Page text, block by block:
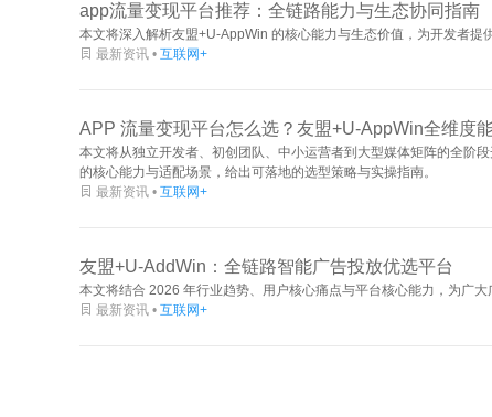
app流量变现平台推荐：全链路能力与生态协同指南
本文将深入解析友盟+U-AppWin 的核心能力与生态价值，为开发者提
 最新资讯 • 互联网+
APP 流量变现平台怎么选？友盟+U-AppWin全维度
本文将从独立开发者、初创团队、中小运营者到大型媒体矩阵的全阶
的核心能力与适配场景，给出可落地的选型策略与实操指南。
 最新资讯 • 互联网+
友盟+U-AddWin：全链路智能广告投放优选平台
本文将结合 2026 年行业趋势、用户核心痛点与平台核心能力，为广大
 最新资讯 • 互联网+